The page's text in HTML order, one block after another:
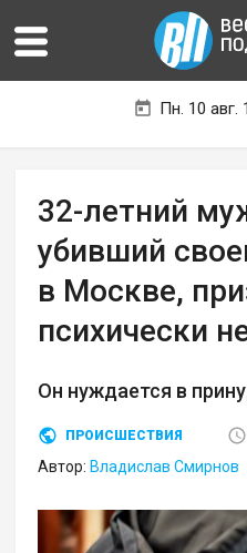
Пн. 10 авг.
32-летний
убивший
в Москве,
психически
Он нуждается в
ПРОИСШЕСТВИЯ
Автор: Владислав Смирнов